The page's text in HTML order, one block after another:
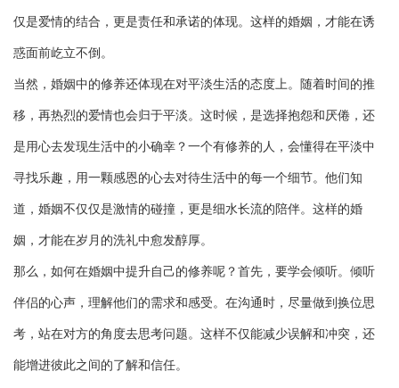
仅是爱情的结合，更是责任和承诺的体现。这样的婚姻，才能在诱
惑面前屹立不倒。
当然，婚姻中的修养还体现在对平淡生活的态度上。随着时间的推
移，再热烈的爱情也会归于平淡。这时候，是选择抱怨和厌倦，还
是用心去发现生活中的小确幸？一个有修养的人，会懂得在平淡中
寻找乐趣，用一颗感恩的心去对待生活中的每一个细节。他们知
道，婚姻不仅仅是激情的碰撞，更是细水长流的陪伴。这样的婚
姻，才能在岁月的洗礼中愈发醇厚。
那么，如何在婚姻中提升自己的修养呢？首先，要学会倾听。倾听
伴侣的心声，理解他们的需求和感受。在沟通时，尽量做到换位思
考，站在对方的角度去思考问题。这样不仅能减少误解和冲突，还
能增进彼此之间的了解和信任。